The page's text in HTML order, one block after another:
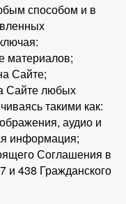
способом и в
материалов;
Сайте;
Сайте любых
такими как:
аудио и
информация;
Соглашения в
и 438 Гражданского